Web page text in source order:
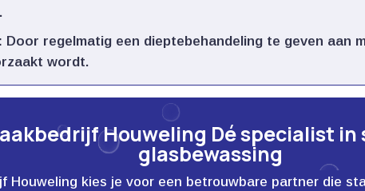
Door regelmatig een dieptebehandeling te geven aan
wordt.​
Houweling Dé specialist in
glasbewassing
Houweling kies je voor een betrouwbare partner die